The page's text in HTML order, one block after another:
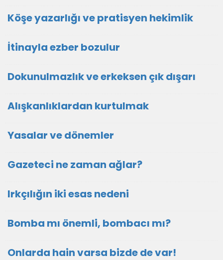
Köşe yazarlığı ve pratisyen hekimlik
İtinayla ezber bozulur
Dokunulmazlık ve erkeksen çık dışarı
Alışkanlıklardan kurtulmak
Yasalar ve dönemler
Gazeteci ne zaman ağlar?
Irkçılığın iki esas nedeni
Bomba mı önemli, bombacı mı?
Onlarda hain varsa bizde de var!